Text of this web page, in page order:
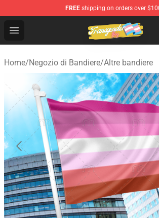
FREE shipping on orders over
Open menu
Transgender Flag Store - The Best
Home/Negozio di Bandiere/Altre bandiere